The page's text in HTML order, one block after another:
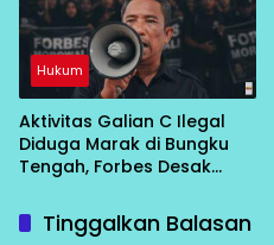
Hukum
Aktivitas Galian C Ilegal
Diduga Marak di Bungku
Tengah, Forbes Desak
Bertindak
Tinggalkan Balasan